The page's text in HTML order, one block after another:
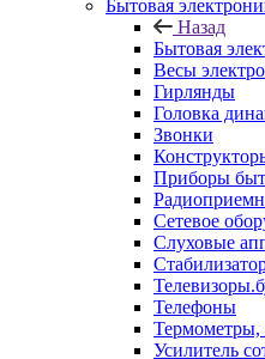
Бытовая
Назад
Бытовая
Весы
Гирлянды
Головка
Звонки
Приборы
Сетевое
Слуховые
Телефоны
Термометры,
Усилитель